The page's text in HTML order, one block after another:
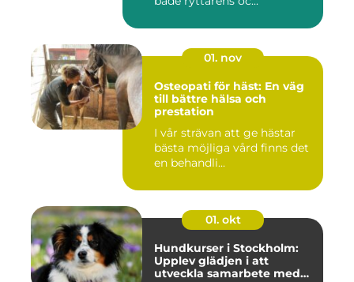
01. nov
Osteopati för häst: En väg
till bättre hälsa och
prestation
I vår strävan att ge hästar
bästa möjliga vård finns det
en behandli...
01. okt
Hundkurser i Stockholm:
Upplev glädjen i att
utveckla samarbete med